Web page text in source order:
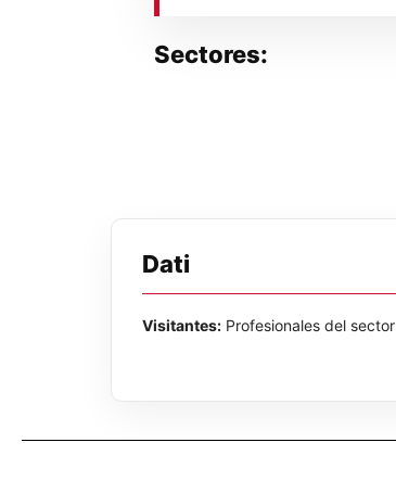
Sectores:
Dati
Visitantes: Profesionales del sector